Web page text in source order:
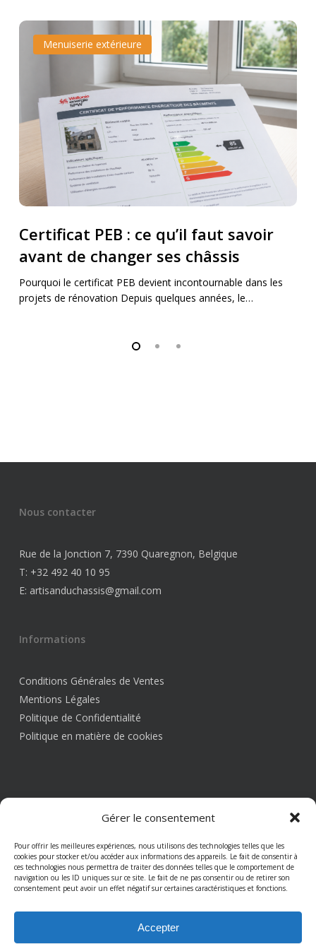
Gérer le consentement
Pour offrir les meilleures expériences, nous utilisons des technologies telles que les
cookies pour stocker et/ou accéder aux informations des appareils. Le fait de consentir à
ces technologies nous permettra de traiter des données telles que le comportement de
navigation ou les ID uniques sur ce site. Le fait de ne pas consentir ou de retirer son
consentement peut avoir un effet négatif sur certaines caractéristiques et fonctions.
Accepter
Certificat
faut
savoir
avant
de
changer
châssis
Certificat
faut
savoir
avant
de
changer
châssis
Menuiserie extérieure
Certificat PEB : ce qu’il faut savoir
avant de changer ses châssis
Pourquoi le certificat PEB devient incontournable dans les
projets de rénovation Depuis quelques années, le…
Nous contacter
Rue de la Jonction 7, 7390 Quaregnon, Belgique
T: +32 492 40 10 95
E: artisanduchassis@gmail.com
Informations
Conditions Générales de Ventes
Mentions Légales
Politique de Confidentialité
Politique en matière de cookies
Qui sommes nous ?
Depuis 1992, Artisan du Châssis est votre partenaire de
confiance dans l'installation et rénovation de menuiserie